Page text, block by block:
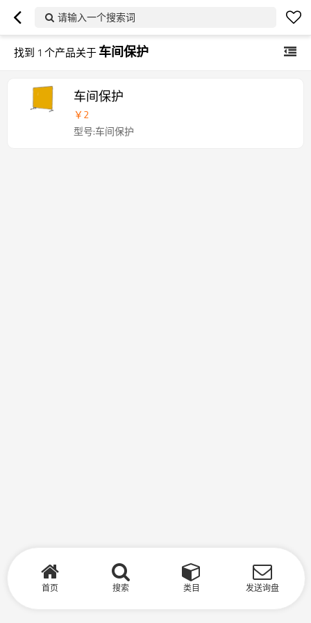
请输入一个搜索词
找到 1 个产品关于车间保护
车间保护
￥2
型号:车间保护
首页 搜索 类目 发送询盘